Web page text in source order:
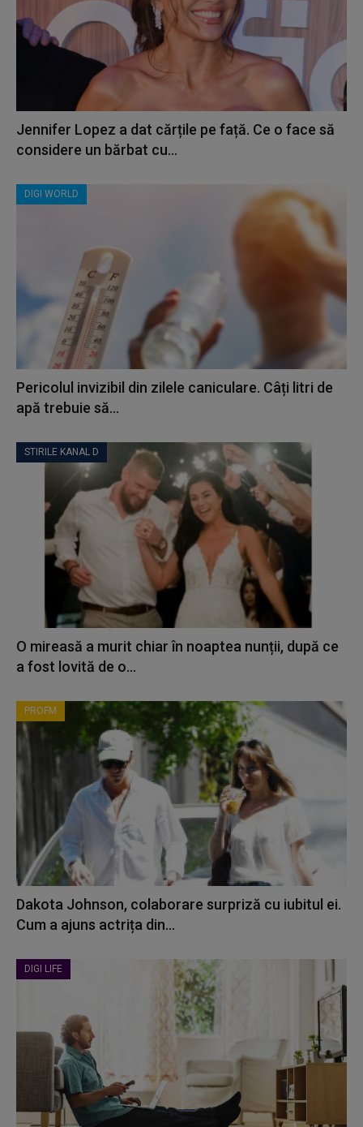
Jennifer Lopez a dat cărțile pe față. Ce o face să
considere un bărbat cu...
DIGI WORLD
Pericolul invizibil din zilele caniculare. Câți litri de
apă trebuie să...
STIRILE KANAL D
O mireasă a murit chiar în noaptea nunții, după ce
a fost lovită de o...
PROFM
Dakota Johnson, colaborare surpriză cu iubitul ei.
Cum a ajuns actrița din...
DIGI LIFE